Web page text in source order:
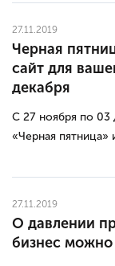
27.11.2019
Черная
сайт для
декабря
С 27 ноября по 03
«Черная пятница»
27.11.2019
О давлении
бизнес